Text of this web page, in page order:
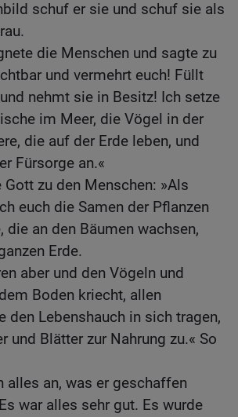
schuf er sie und schuf sie als
die Menschen und sagte zu
und vermehrt euch! Füllt
nehmt sie in Besitz! Ich setze
im Meer, die Vögel in der
die auf der Erde leben, und
Fürsorge an.«
zu den Menschen: »Als
euch die Samen der Pflanzen
die an den Bäumen wachsen,
Erde.
aber und den Vögeln und
Boden kriecht, allen
den Lebenshauch in sich tragen,
und Blätter zur Nahrung zu.« So
alles an, was er geschaffen
war alles sehr gut. Es wurde